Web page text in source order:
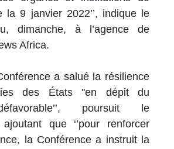
la 9 janvier 2022’’, indique le
dimanche, à l’agence de
Africa.
a salué la résilience
des États ''en dépit du
poursuit le
que ‘’pour renforcer
la Conférence a instruit la